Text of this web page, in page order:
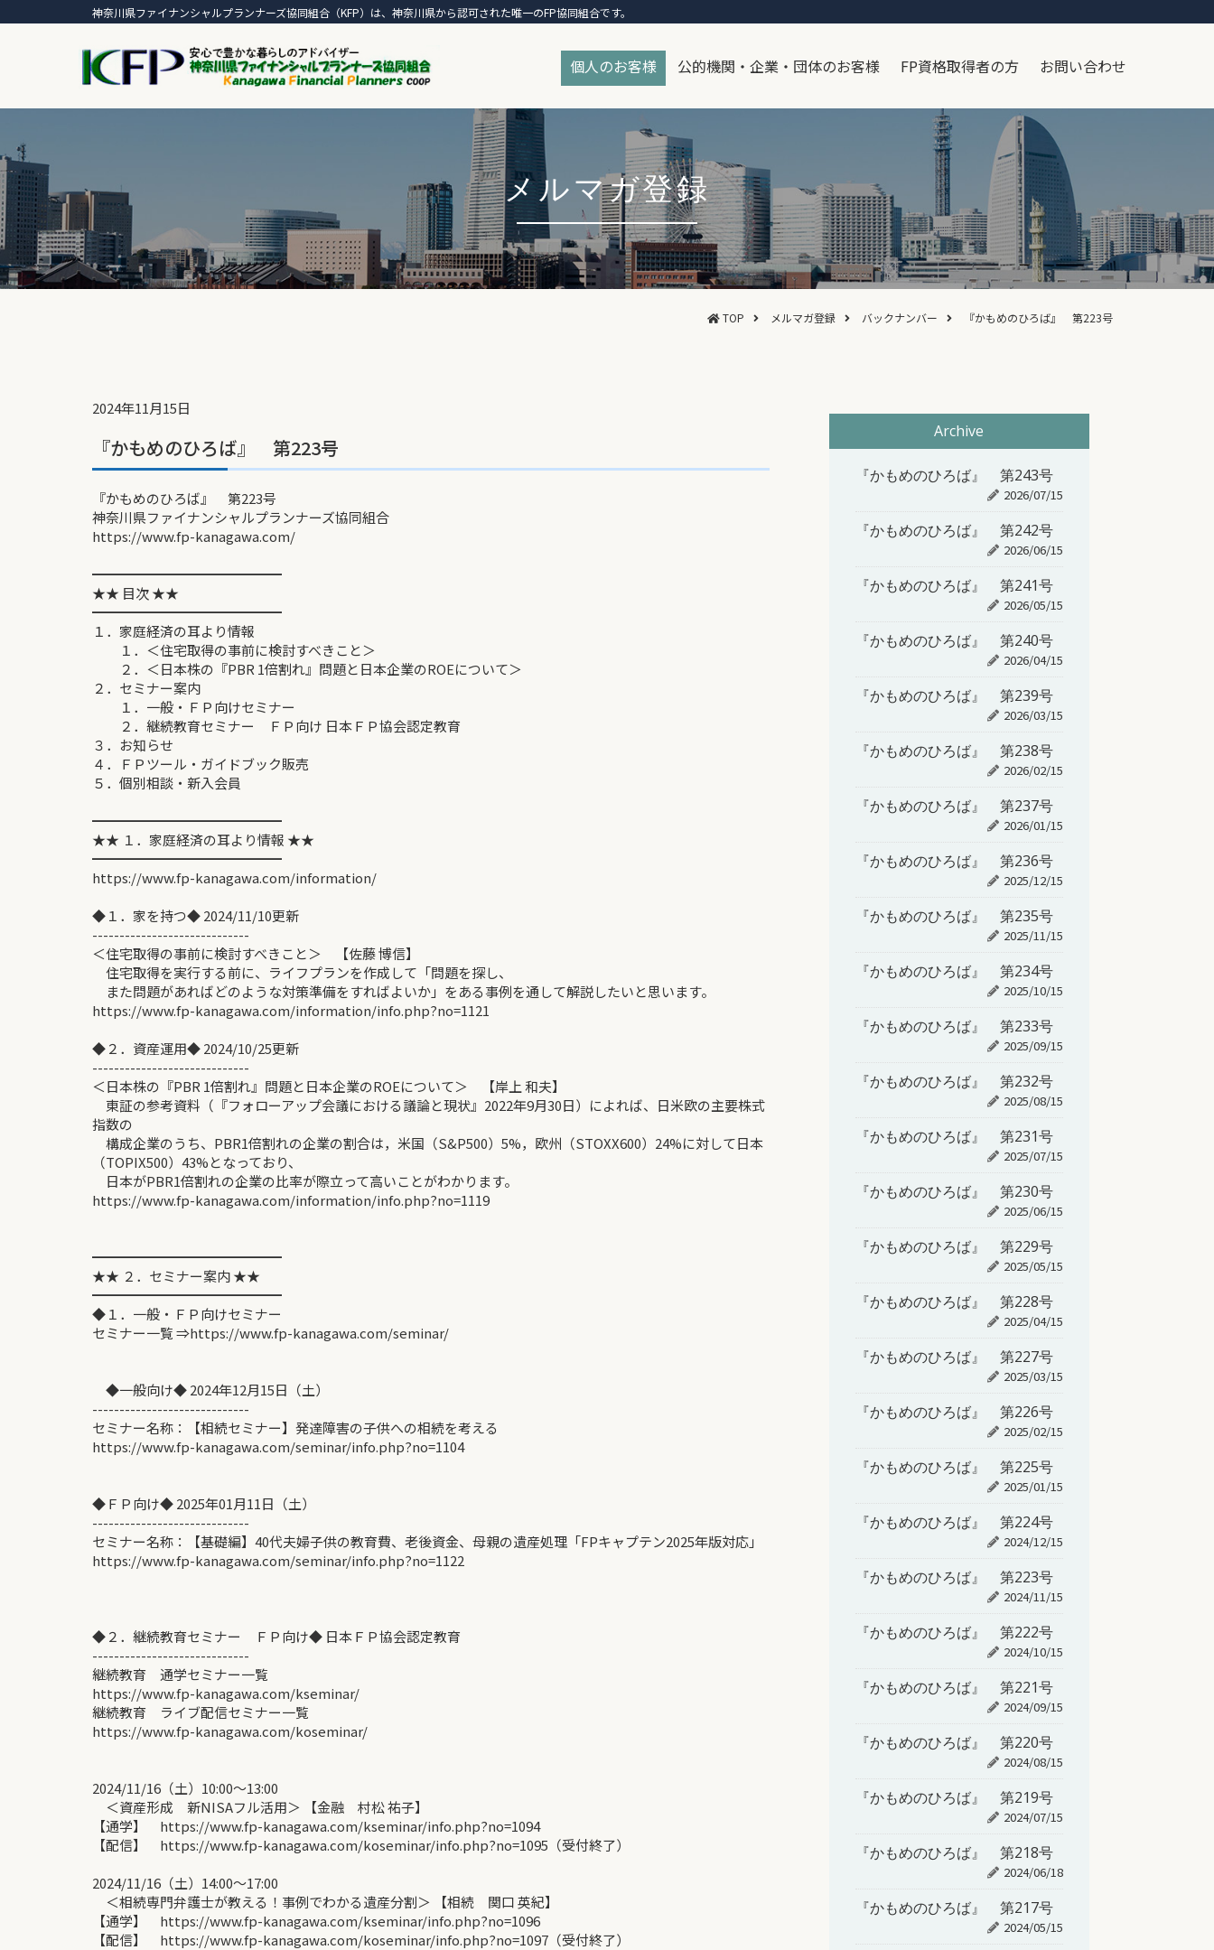
神奈川県ファイナンシャルプランナーズ協同組合（KFP）は、神奈川県から認可された唯一のFP協同組合です。
個人のお客様 公的機関・企業・団体のお客様 FP資格取得者の方 お問い合わせ
メルマガ登録
TOP メルマガ登録 バックナンバー 『かもめのひろば』 第223号
2024年11月15日
『かもめのひろば』 第223号
『かもめのひろば』 第223号
神奈川県ファイナンシャルプランナーズ協同組合
https://www.fp-kanagawa.com/
━━━━━━━━━━━━━━
★★ 目次 ★★
━━━━━━━━━━━━━━
１．家庭経済の耳より情報
１．＜住宅取得の事前に検討すべきこと＞
２．＜日本株の『PBR 1倍割れ』問題と日本企業のROEについて＞
２．セミナー案内
１．一般・ＦＰ向けセミナー
２．継続教育セミナー ＦＰ向け 日本ＦＰ協会認定教育
３．お知らせ
４．ＦＰツール・ガイドブック販売
５．個別相談・新入会員
━━━━━━━━━━━━━━
★★ １．家庭経済の耳より情報 ★★
━━━━━━━━━━━━━━
https://www.fp-kanagawa.com/information/
◆１．家を持つ◆ 2024/11/10更新
-----------------------------
＜住宅取得の事前に検討すべきこと＞ 【佐藤 博信】
住宅取得を実行する前に、ライフプランを作成して「問題を探し、
また問題があればどのような対策準備をすればよいか」をある事例を通して解説したいと思います。
https://www.fp-kanagawa.com/information/info.php?no=1121
◆２．資産運用◆ 2024/10/25更新
-----------------------------
＜日本株の『PBR 1倍割れ』問題と日本企業のROEについて＞ 【岸上 和夫】
東証の参考資料（『フォローアップ会議における議論と現状』2022年9月30日）によれば、日米欧の主要株式
指数の
構成企業のうち、PBR1倍割れの企業の割合は，米国（S&P500）5%，欧州（STOXX600）24%に対して日本
（TOPIX500）43%となっており、
日本がPBR1倍割れの企業の比率が際立って高いことがわかります。
https://www.fp-kanagawa.com/information/info.php?no=1119
━━━━━━━━━━━━━━
★★ ２．セミナー案内 ★★
━━━━━━━━━━━━━━
◆１．一般・ＦＰ向けセミナー
セミナー一覧 ⇒https://www.fp-kanagawa.com/seminar/
◆一般向け◆ 2024年12月15日（土）
-----------------------------
セミナー名称：【相続セミナー】発達障害の子供への相続を考える
https://www.fp-kanagawa.com/seminar/info.php?no=1104
◆ＦＰ向け◆ 2025年01月11日（土）
-----------------------------
セミナー名称：【基礎編】40代夫婦子供の教育費、老後資金、母親の遺産処理「FPキャプテン2025年版対応」
https://www.fp-kanagawa.com/seminar/info.php?no=1122
◆２．継続教育セミナー ＦＰ向け◆ 日本ＦＰ協会認定教育
-----------------------------
継続教育 通学セミナー一覧
https://www.fp-kanagawa.com/kseminar/
継続教育 ライブ配信セミナー一覧
https://www.fp-kanagawa.com/koseminar/
2024/11/16（土）10:00〜13:00
＜資産形成 新NISAフル活用＞ 【金融 村松 祐子】
【通学】 https://www.fp-kanagawa.com/kseminar/info.php?no=1094
【配信】 https://www.fp-kanagawa.com/koseminar/info.php?no=1095（受付終了）
2024/11/16（土）14:00〜17:00
＜相続専門弁護士が教える！事例でわかる遺産分割＞ 【相続 関口 英紀】
【通学】 https://www.fp-kanagawa.com/kseminar/info.php?no=1096
【配信】 https://www.fp-kanagawa.com/koseminar/info.php?no=1097（受付終了）
Archive
『かもめのひろば』 第243号
2026/07/15
『かもめのひろば』 第242号
2026/06/15
『かもめのひろば』 第241号
2026/05/15
『かもめのひろば』 第240号
2026/04/15
『かもめのひろば』 第239号
2026/03/15
『かもめのひろば』 第238号
2026/02/15
『かもめのひろば』 第237号
2026/01/15
『かもめのひろば』 第236号
2025/12/15
『かもめのひろば』 第235号
2025/11/15
『かもめのひろば』 第234号
2025/10/15
『かもめのひろば』 第233号
2025/09/15
『かもめのひろば』 第232号
2025/08/15
『かもめのひろば』 第231号
2025/07/15
『かもめのひろば』 第230号
2025/06/15
『かもめのひろば』 第229号
2025/05/15
『かもめのひろば』 第228号
2025/04/15
『かもめのひろば』 第227号
2025/03/15
『かもめのひろば』 第226号
2025/02/15
『かもめのひろば』 第225号
2025/01/15
『かもめのひろば』 第224号
2024/12/15
『かもめのひろば』 第223号
2024/11/15
『かもめのひろば』 第222号
2024/10/15
『かもめのひろば』 第221号
2024/09/15
『かもめのひろば』 第220号
2024/08/15
『かもめのひろば』 第219号
2024/07/15
『かもめのひろば』 第218号
2024/06/18
『かもめのひろば』 第217号
2024/05/15